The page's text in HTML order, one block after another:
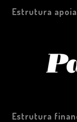
Estrutura
Estrutura